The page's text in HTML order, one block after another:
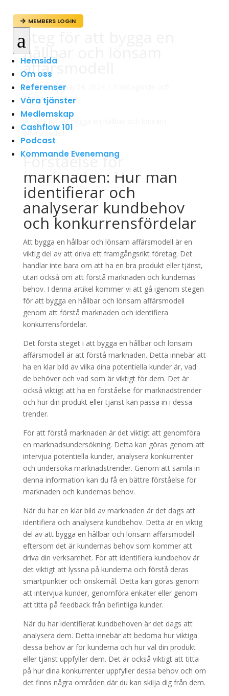
 MEMBERS LOGIN
a
Hemsida
Om oss
Referenser
Våra tjänster
Medlemskap
Cashflow 101
Podcast
Kommande Evenemang
Steg för att bygga en
hållbar och lönsam
affärsmodell
avadmin|maj 24, 2024
Entreprenörskap
Förståelse för
marknaden: Hur man
identifierar och
analyserar kundbehov
och konkurrensfördelar
Att bygga en hållbar och lönsam affärsmodell är en
viktig del av att driva ett framgångsrikt företag. Det
handlar inte bara om att ha en bra produkt eller tjänst,
utan också om att förstå marknaden och kundernas
behov. I denna artikel kommer vi att gå igenom stegen
för att bygga en hållbar och lönsam affärsmodell
genom att förstå marknaden och identifiera
konkurrensfördelar.
Det första steget i att bygga en hållbar och lönsam
affärsmodell är att förstå marknaden. Detta innebär att
ha en klar bild av vilka dina potentiella kunder är, vad
de behöver och vad som är viktigt för dem. Det är
också viktigt att ha en förståelse för marknadstrender
och hur din produkt eller tjänst kan passa in i dessa
trender.
För att förstå marknaden är det viktigt att genomföra
en marknadsundersökning. Detta kan göras genom att
intervjua potentiella kunder, analysera konkurrenter
och undersöka marknadstrender. Genom att samla in
denna information kan du få en bättre förståelse för
marknaden och kundernas behov.
När du har en klar bild av marknaden är det dags att
identifiera och analysera kundbehov. Detta är en viktig
del av att bygga en hållbar och lönsam affärsmodell
eftersom det är kundernas behov som kommer att
driva din verksamhet. För att identifiera kundbehov är
det viktigt att lyssna på kunderna och förstå deras
smärtpunkter och önskemål. Detta kan göras genom
att intervjua kunder, genomföra enkäter eller genom
att titta på feedback från befintliga kunder.
När du har identifierat kundbehoven är det dags att
analysera dem. Detta innebär att bedöma hur viktiga
dessa behov är för kunderna och hur väl din produkt
eller tjänst uppfyller dem. Det är också viktigt att titta
på hur dina konkurrenter uppfyller dessa behov och om
det finns några områden där du kan skilja dig från dem.